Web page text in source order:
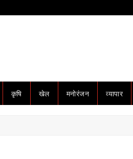
कृषि खेल मनोरंजन व्यापार